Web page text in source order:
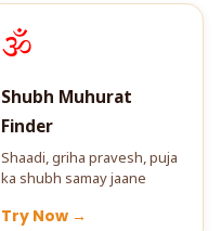
🕉️
Shubh Muhurat
Finder
Shaadi, griha pravesh, puja
ka shubh samay jaane
Try Now →